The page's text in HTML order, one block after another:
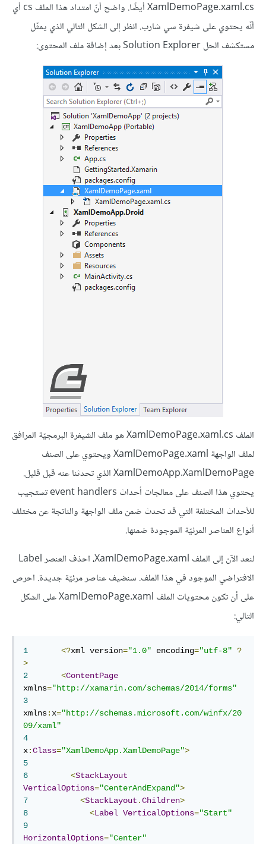
XamlDemoPage.xaml.cs أيضًا. واضح أنّ امتداد هذا الملف cs أي
أنّه يحتوي على شيفرة سي شارب. انظر إلى الشكل التالي الذي يمثّل
مستكشف الحل Solution Explorer بعد إضافة ملف المحتوى:
الملف XamlDemoPage.xaml.cs هو ملف الشيفرة البرمجيّة المرافق
لملف الواجهة XamlDemoPage.xaml ويحتوي على الصنف
XamlDemoApp.XamlDemoPage الذي تحدثنا عنه قبل قليل.
يحتوي هذا الصنف على معالجات أحداث event handlers تستجيب
للأحداث المختلفة التي قد تحدث ضمن ملف الواجهة والناتجة عن مختلف
أنواع العناصر المرئيّة الموجودة ضمنها.
لنعد الآن إلى الملف XamlDemoPage.xaml، احذف العنصر Label
الافتراضي الموجود في هذا الملف. سنضيف عناصر مرئيّة جديدة. احرص
على أن تكون محتويات الملف XamlDemoPage.xaml على الشكل
التالي:
1 <?xml version="1.0" encoding="utf-8" ?
>
2
<ContentPage
xmlns="http://xamarin.com/schemas/2014/forms"
3
xmlns: x="http://schemas.microsoft.com/winfx/20
09/xaml"
4
x:Class="XamlDemoApp.XamlDemoPage">
5
6
<StackLayout
VerticalOptions="CenterAndExpand">
7
<StackLayout .Children>
8
<Label VerticalOptions="Start"
9
HorizontalOptions="Center"